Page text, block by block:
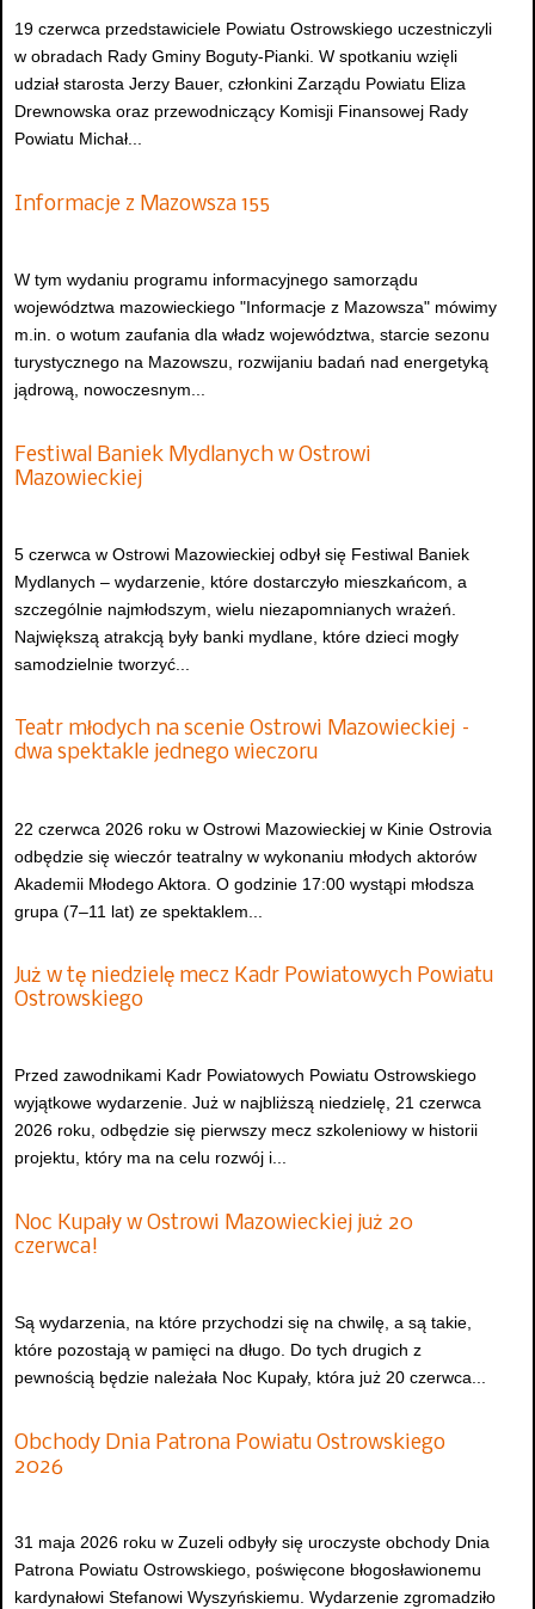
19 czerwca przedstawiciele Powiatu Ostrowskiego uczestniczyli
w obradach Rady Gminy Boguty-Pianki. W spotkaniu wzięli
udział starosta Jerzy Bauer, członkini Zarządu Powiatu Eliza
Drewnowska oraz przewodniczący Komisji Finansowej Rady
Powiatu Michał...
Informacje z Mazowsza 155
W tym wydaniu programu informacyjnego samorządu
województwa mazowieckiego "Informacje z Mazowsza" mówimy
m.in. o wotum zaufania dla władz województwa, starcie sezonu
turystycznego na Mazowszu, rozwijaniu badań nad energetyką
jądrową, nowoczesnym...
Festiwal Baniek Mydlanych w Ostrowi
Mazowieckiej
5 czerwca w Ostrowi Mazowieckiej odbył się Festiwal Baniek
Mydlanych – wydarzenie, które dostarczyło mieszkańcom, a
szczególnie najmłodszym, wielu niezapomnianych wrażeń.
Największą atrakcją były banki mydlane, które dzieci mogły
samodzielnie tworzyć...
Teatr młodych na scenie Ostrowi Mazowieckiej –
dwa spektakle jednego wieczoru
22 czerwca 2026 roku w Ostrowi Mazowieckiej w Kinie Ostrovia
odbędzie się wieczór teatralny w wykonaniu młodych aktorów
Akademii Młodego Aktora. O godzinie 17:00 wystąpi młodsza
grupa (7–11 lat) ze spektaklem...
Już w tę niedzielę mecz Kadr Powiatowych Powiatu
Ostrowskiego
Przed zawodnikami Kadr Powiatowych Powiatu Ostrowskiego
wyjątkowe wydarzenie. Już w najbliższą niedzielę, 21 czerwca
2026 roku, odbędzie się pierwszy mecz szkoleniowy w historii
projektu, który ma na celu rozwój i...
Noc Kupały w Ostrowi Mazowieckiej już 20
czerwca!
Są wydarzenia, na które przychodzi się na chwilę, a są takie,
które pozostają w pamięci na długo. Do tych drugich z
pewnością będzie należała Noc Kupały, która już 20 czerwca...
Obchody Dnia Patrona Powiatu Ostrowskiego
2026
31 maja 2026 roku w Zuzeli odbyły się uroczyste obchody Dnia
Patrona Powiatu Ostrowskiego, poświęcone błogosławionemu
kardynałowi Stefanowi Wyszyńskiemu. Wydarzenie zgromadziło